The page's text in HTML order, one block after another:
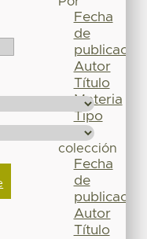
Fecha
de
publicación
Autor
Título
Materia
Tipo
colección
Fecha
de
publicación
Autor
Título